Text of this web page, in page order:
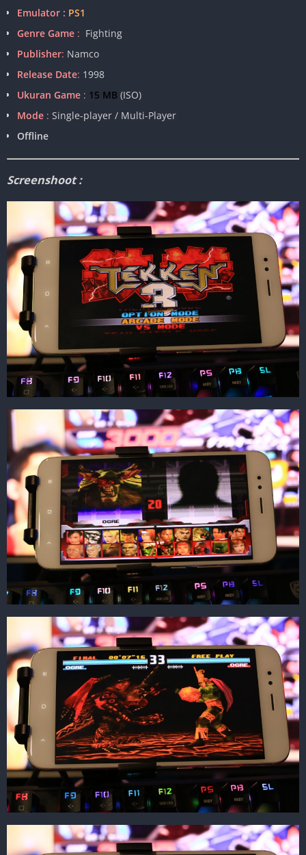
Emulator : PS1
Genre Game : Fighting
Publisher: Namco
Release Date: 1998
Ukuran Game : 15 MB (ISO)
Mode : Single-player / Multi-Player
Offline
Screenshoot :